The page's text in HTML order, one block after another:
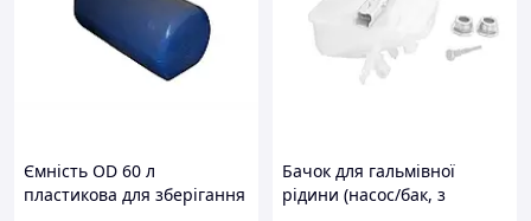
Ємність OD 60 л
пластикова для зберігання
Бачок для гальмівної
рідини (насос/бак, з